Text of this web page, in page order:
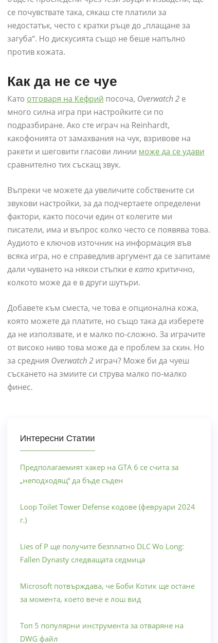
се почувствате така, сякаш сте платили за
недостатък, често с кратки ръце до „плащане за
загуба“. Но дискусията също не беше напълно
против кожата.
Как да не се чуе
Като отговаря на Кефрий посоча, Overwatch 2 е
много силна игра при настройките си по
подразбиране. Ако сте играч на Reinhardt,
какофонията от замахвания на чук, взривове на
ракети и шеговити гласови линии може да се удави
сравнително тих съскащ звук.
Въпреки че можете да увеличите собствените си
звукови настройки, за да подчертаете определени
фактори, както посочи един от колегите ми
писатели, има и въпрос колко често се появява това.
Аудиото е ключов източник на информация във
всяка игра, но е справедлив аргумент да се запитаме
дали чуването на някои стъпки е като критично,
колкото може да е в други шутъри.
Добавете към сместа, че това е опционална кожа,
която можете да платите, но също така да изберете
да не използвате, и е малко по-сложно. За играчите
от високо ниво това може да е проблем за скин. Но
за средния Overwatch 2 играч? Може би да чуеш
съскането на змиите си струва малко по-малко
финес.
Интересни Статии
Предполагаемият хакер на GTA 6 се счита за
„неподходящ“ да бъде съден
Loop Toilet Tower Defense кодове (февруари 2024
г.)
Lies of P ще получите безплатно DLC Wo Long:
Fallen Dynasty следващата седмица
Microsoft потвърждава, че Боби Котик ще остане
за момента, което вече е лош вид
Топ 5 популярни инструмента за отваряне на
DWG файл